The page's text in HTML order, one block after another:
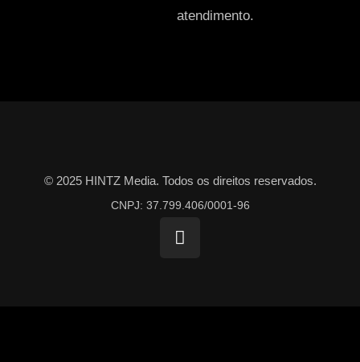
atendimento.
© 2025 HINTZ Media. Todos os direitos reservados.
CNPJ: 37.799.406/0001-96